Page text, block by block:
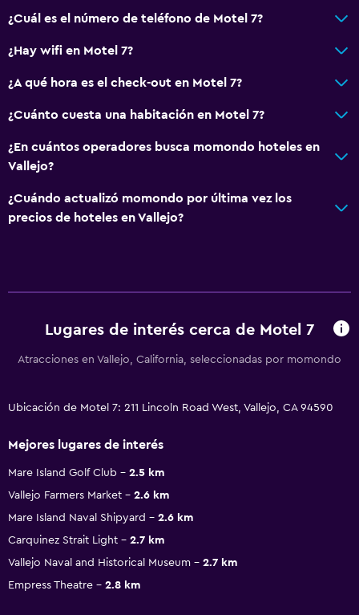
¿Cuál es el número de teléfono de Motel 7?
¿Hay wifi en Motel 7?
¿A qué hora es el check-out en Motel 7?
¿Cuánto cuesta una habitación en Motel 7?
¿En cuántos operadores busca momondo hoteles en
Vallejo?
¿Cuándo actualizó momondo por última vez los
precios de hoteles en Vallejo?
Lugares de interés cerca de Motel 7
Atracciones en Vallejo, California, seleccionadas por momondo
Ubicación de Motel 7: 211 Lincoln Road West, Vallejo, CA 94590
Mejores lugares de interés
Mare Island Golf Club
2.5 km
Vallejo Farmers Market
2.6 km
Mare Island Naval Shipyard
2.6 km
Carquinez Strait Light
2.7 km
Vallejo Naval and Historical Museum
2.7 km
Empress Theatre
2.8 km